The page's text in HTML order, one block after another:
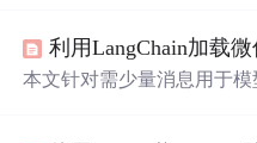
现，还分析了应用场景并
等任务。
本文针对需少量消息用于